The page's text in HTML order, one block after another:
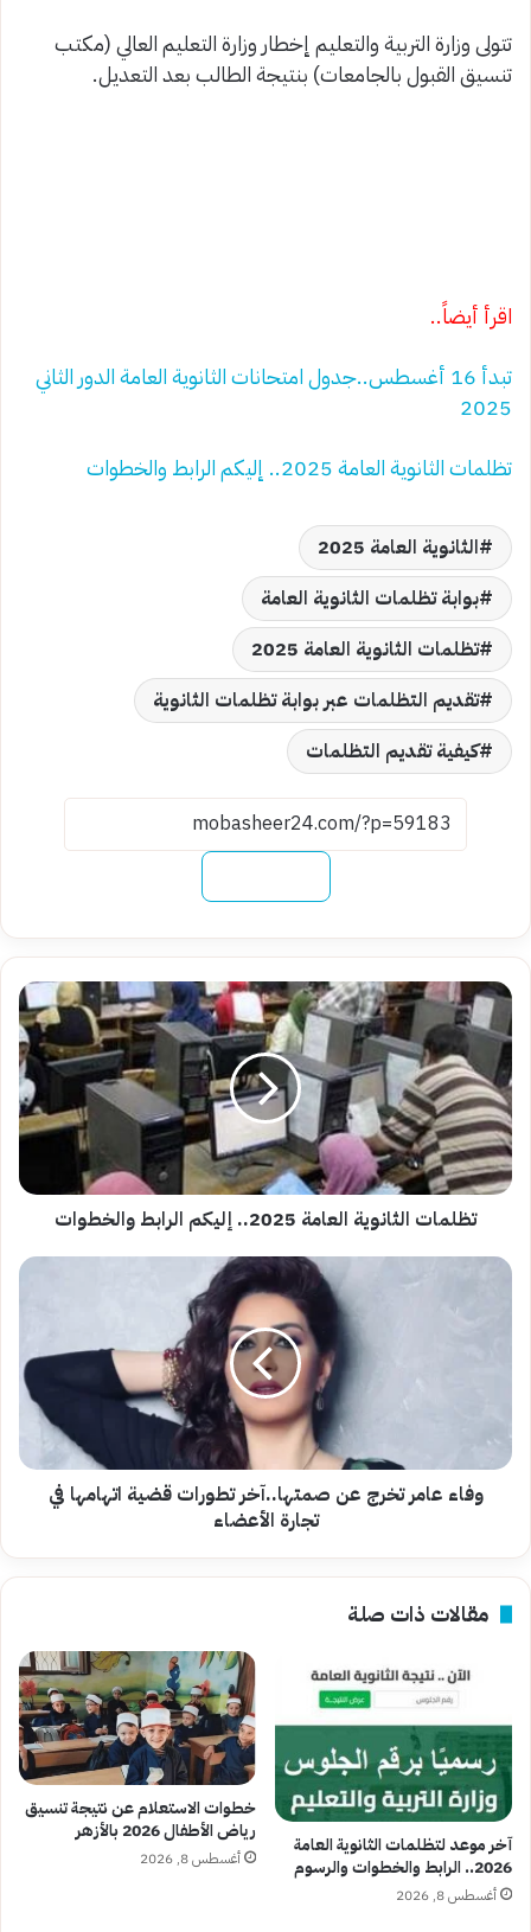
تتولى وزارة التربية والتعليم إخطار وزارة التعليم العالي (مكتب
تنسيق القبول بالجامعات) بنتيجة الطالب بعد التعديل.
اقرأ أيضاً..
تبدأ 16 أغسطس..جدول امتحانات الثانوية العامة الدور الثاني
2025
تظلمات الثانوية العامة 2025.. إليكم الرابط والخطوات
الثانوية العامة 2025
بوابة تظلمات الثانوية العامة
تظلمات الثانوية العامة 2025
تقديم التظلمات عبر بوابة تظلمات الثانوية
كيفية تقديم التظلمات
تظلمات
الثانوية
العامة
2025..
إليكم
الرابط
والخطوات
تظلمات الثانوية العامة 2025.. إليكم الرابط والخطوات
وفاء
اتهامها
في
تجارة
الأعضاء
وفاء عامر تخرج عن صمتها..آخر تطورات قضية اتهامها في
تجارة الأعضاء
مقالات ذات صلة
آخر موعد لتظلمات الثانوية العامة
2026.. الرابط والخطوات والرسوم
أغسطس 8, 2026
خطوات الاستعلام عن نتيجة تنسيق
رياض الأطفال 2026 بالأزهر
أغسطس 8, 2026